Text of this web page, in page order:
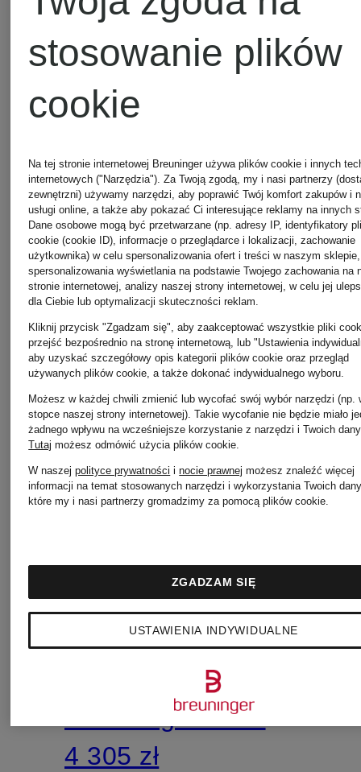
+ rabat
promocyjny
HERNO
Płaszcz
wełniany
ze
sztucznym
futrem
2 165 zł
Najniższa cena:
Cena regularna:
4 305 zł
HERNO
Płaszcz
2 809 zł
stosowanie plików
cookie
Na tej stronie internetowej Breuninger używa plików cookie i innych
internetowych ("Narzędzia"). Za Twoją zgodą, my i nasi partnerzy
zewnętrzni) używamy narzędzi, aby poprawić Twój komfort zakupów i
usługi online, a także aby pokazać Ci interesujące reklamy na innych
Dane osobowe mogą być przetwarzane (np. adresy IP, identyfikatory
cookie (cookie ID), informacje o przeglądarce i lokalizacji, zachowanie
użytkownika) w celu spersonalizowania ofert i treści w naszym sklepie,
spersonalizowania wyświetlania na podstawie Twojego zachowania na
stronie internetowej, analizy naszej strony internetowej, w celu jej
dla Ciebie lub optymalizacji skuteczności reklam.
Kliknij przycisk "Zgadzam się", aby zaakceptować wszystkie pliki
przejść bezpośrednio na stronę internetową, lub "Ustawienia
aby uzyskać szczegółowy opis kategorii plików cookie oraz przegląd
używanych plików cookie, a także dokonać indywidualnego wyboru.
Możesz w każdej chwili zmienić lub wycofać swój wybór narzędzi (np.
stopce naszej strony internetowej). Takie wycofanie nie będzie miało
żadnego wpływu na wcześniejsze korzystanie z narzędzi i Twoich
Tutaj możesz odmówić użycia plików cookie.
W naszejpolityce prywatności inocie prawnej możesz znaleźć więcej
informacji na temat stosowanych narzędzi i wykorzystania Twoich
które my i nasi partnerzy gromadzimy za pomocą plików cookie.
USTAWIENIA INDYWIDUALNE
ZGADZAM SIĘ